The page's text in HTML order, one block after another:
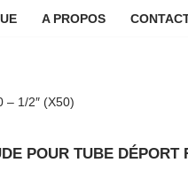
A PROPOS
– 1/2″ (X50)
POUR TUBE DÉPORT